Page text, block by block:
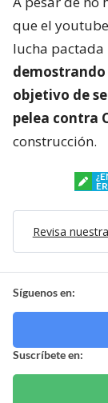
que el
lucha pactada
demostrando
objetivo de
pelea contra
construcción.
Revisa
Síguenos en:
Suscríbete en: